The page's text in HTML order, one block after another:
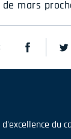
mars
du